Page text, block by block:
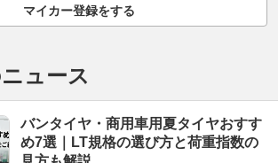
マイカー登録をする
ュース
バンタイヤ・商用車用夏タイヤおすす
め7選｜LT規格の選び方と荷重指数の